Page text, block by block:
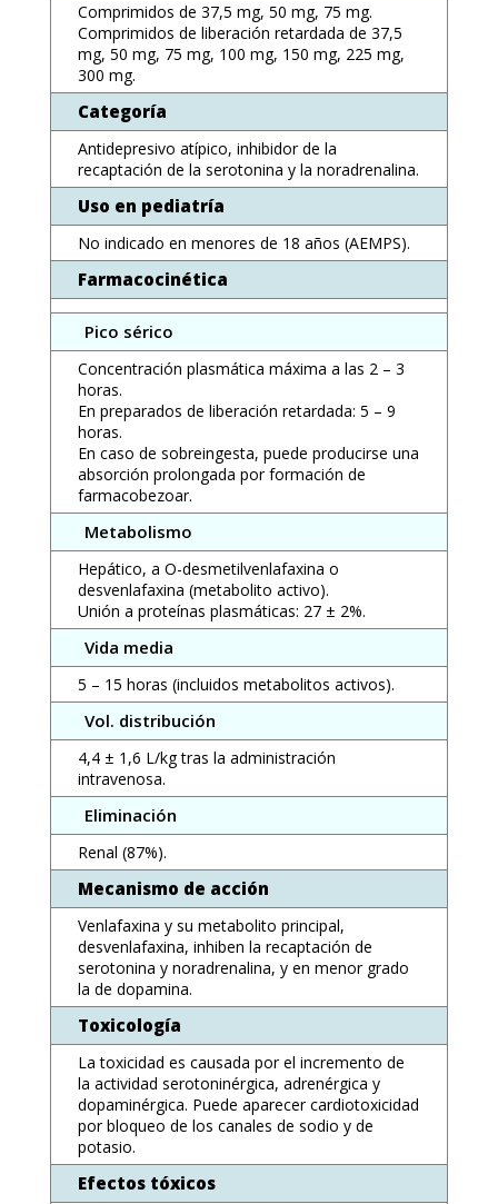
Comprimidos de 37,5 mg, 50 mg, 75 mg.
Comprimidos de liberación retardada de 37,5
mg, 50 mg, 75 mg, 100 mg, 150 mg, 225 mg,
300 mg.
Categoría
Antidepresivo atípico, inhibidor de la
recaptación de la serotonina y la noradrenalina.
Uso en pediatría
No indicado en menores de 18 años (AEMPS).
Farmacocinética
Pico sérico
Concentración plasmática máxima a las 2 – 3
horas.
En preparados de liberación retardada: 5 – 9
horas.
En caso de sobreingesta, puede producirse una
absorción prolongada por formación de
farmacobezoar.
Metabolismo
Hepático, a O-desmetilvenlafaxina o
desvenlafaxina (metabolito activo).
Unión a proteínas plasmáticas: 27 ± 2%.
Vida media
5 – 15 horas (incluidos metabolitos activos).
Vol. distribución
4,4 ± 1,6 L/kg tras la administración
intravenosa.
Eliminación
Renal (87%).
Mecanismo de acción
Venlafaxina y su metabolito principal,
desvenlafaxina, inhiben la recaptación de
serotonina y noradrenalina, y en menor grado
la de dopamina.
Toxicología
La toxicidad es causada por el incremento de
la actividad serotoninérgica, adrenérgica y
dopaminérgica. Puede aparecer cardiotoxicidad
por bloqueo de los canales de sodio y de
potasio.
Efectos tóxicos